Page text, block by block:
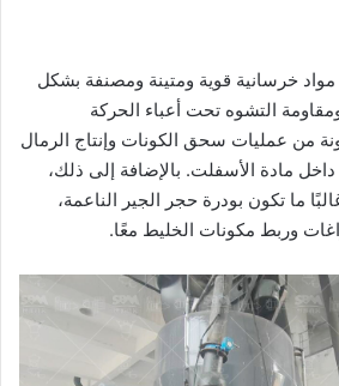
خرسانية قوية ومتينة ومصنفة بشكل
التشوه تحت أعباء الحركة
من عمليات سحق الكونات وإنتاج الرمال
داخل مادة الأسفلت. بالإضافة إلى ذلك،
ما تكون بودرة حجر الجير الناعمة،
وربط مكونات الخليط معًا.